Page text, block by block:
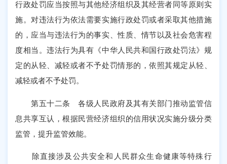
行政处罚应当按照与其他经济组织及其经营者同等原则实
施。对违法行为依法需要实施行政处罚或者采取其他措施
的，应当与违法行为的事实、性质、情节以及社会危害程
度相当。违法行为具有《中华人民共和国行政处罚法》规
定的从轻、减轻或者不予处罚情形的，依照其规定从轻、
减轻或者不予处罚。
第五十二条 各级人民政府及其有关部门推动监管信
息共享互认，根据民营经济组织的信用状况实施分级分类
监管，提升监管效能。
除直接涉及公共安全和人民群众生命健康等特殊行